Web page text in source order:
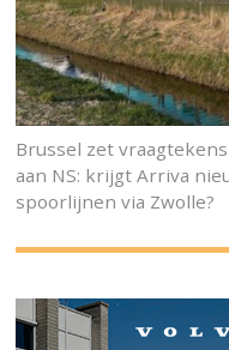
Brussel zet
aan NS: krijgt Arriva
spoorlijnen via Zwolle?